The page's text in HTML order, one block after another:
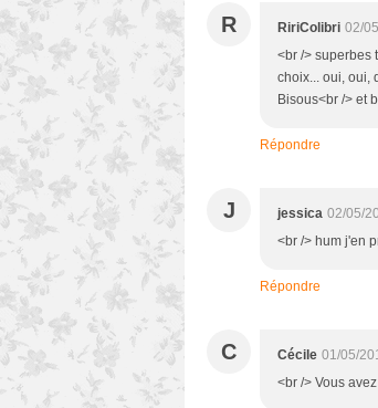
R RiriColibri 02/
<br /> superbes
choix... oui, oui,
Bisous<br /> et
Répondre
J jessica 02/05/
<br /> hum j'en
Répondre
C Cécile 01/05/
<br /> Vous